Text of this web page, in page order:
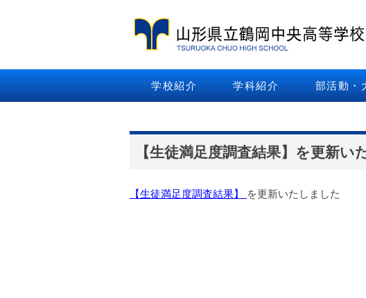
学校紹介 学科紹介 部活動・
【生徒満足度調査結果】を更新い
【生徒満足度調査結果】 を更新いたしました